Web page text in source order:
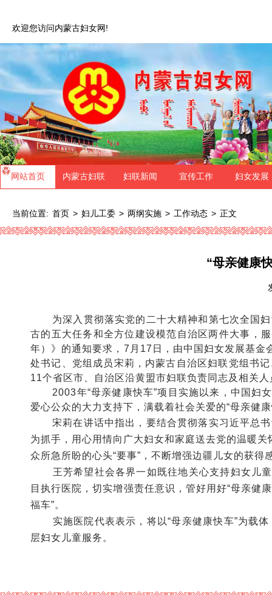
欢迎您访问内蒙古妇女网!
网站首页 内蒙古妇联 妇联新闻 宣传工作 妇女发展
当前位置: 首页 > 妇儿工委 > 两纲实施 > 工作动态 > 正文
“母亲健康
为深入贯彻落实党的二十大精神和第七次全国妇
古的五大任务和全方位建设模范自治区两件大事，
年）》的通知要求，7月17日，由中国妇女发展基金
处书记、党组成员宋莉，内蒙古自治区妇联党组书
11个省区市、自治区沿黄盟市妇联负责同志及相关
2003年“母亲健康快车”项目实施以来，中国妇女
爱心公众的大力支持下，满载着社会关爱的“母亲健
宋莉在讲话中指出，要结合贯彻落实习近平总书
为抓手，用心用情向广大妇女和家庭送去党的温暖
众所急所盼的心头“要事”，不断增强边疆儿女的获得
王芳希望社会各界一如既往地关心支持妇女儿童
目执行医院，切实增强责任意识，管好用好“母亲健
福车”。
实施医院代表表示，将以“母亲健康快车”为载体
层妇女儿童服务。